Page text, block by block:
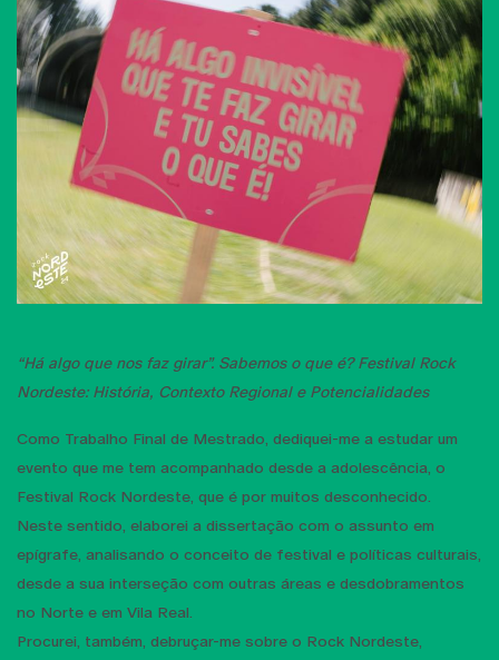
“Há algo que nos faz girar”. Sabemos o que é? Festival Rock
Nordeste: História, Contexto Regional e Potencialidades
Como Trabalho Final de Mestrado, dediquei-me a estudar um
evento que me tem acompanhado desde a adolescência, o
Festival Rock Nordeste, que é por muitos desconhecido.
Neste sentido, elaborei a dissertação com o assunto em
epígrafe, analisando o conceito de festival e políticas culturais,
desde a sua interseção com outras áreas e desdobramentos
no Norte e em Vila Real.
Procurei, também, debruçar-me sobre o Rock Nordeste,